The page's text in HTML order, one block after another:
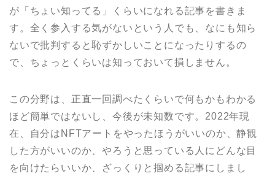
が「ちょい知ってる」くらいになれる記事を書きま
す。全く参入する気がないという人でも、なにも知ら
ないで批判すると恥ずかしいことになったりするの
で、ちょっとくらいは知っておいて損しません。
この分野は、正直一回調べたくらいで何もかもわかる
ほど簡単ではないし、今後が未知数です。2022年現
在、自分はNFTアートをやったほうがいいのか、静観
した方がいいのか、やろうと思っている人にどんな目
を向けたらいいか、ざっくりと掴める記事にしまし